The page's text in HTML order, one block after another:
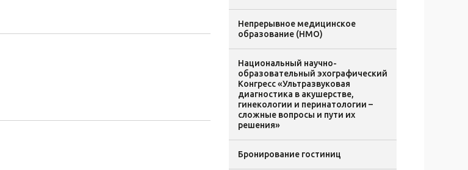
Непрерывное медицинское
образование (НМО)
Национальный научно-
образовательный эхографический
Конгресс «Ультразвуковая
диагностика в акушерстве,
гинекологии и перинатологии –
сложные вопросы и пути их
решения»
Бронирование гостиниц